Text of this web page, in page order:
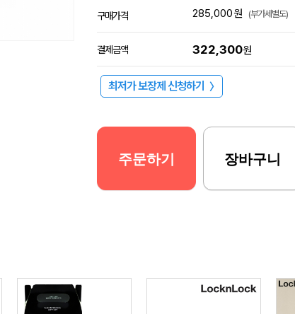
구매가격 285,000원 (부가세별도)
결제금액 322,300원
최저가 보장제 신청하기 〉
주문하기 장바구니